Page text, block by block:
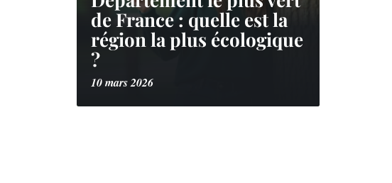
de France : quelle est la
région la plus écologique
?
10 mars 2026